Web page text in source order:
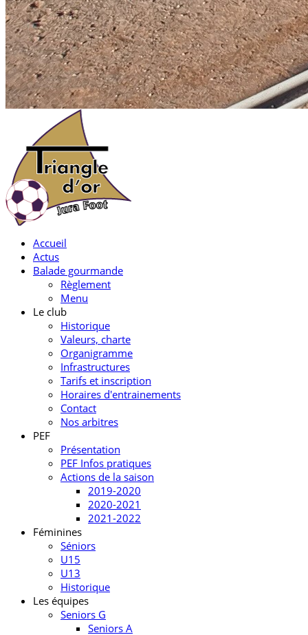
Accueil
Actus
Balade gourmande
Règlement
Menu
Le club
Historique
Valeurs, charte
Organigramme
Infrastructures
Tarifs et inscription
Horaires d'entrainements
Contact
Nos arbitres
PEF
Présentation
PEF Infos pratiques
Actions de la saison
2019-2020
2020-2021
2021-2022
Féminines
Séniors
U15
U13
Historique
Les équipes
Seniors G
Seniors A